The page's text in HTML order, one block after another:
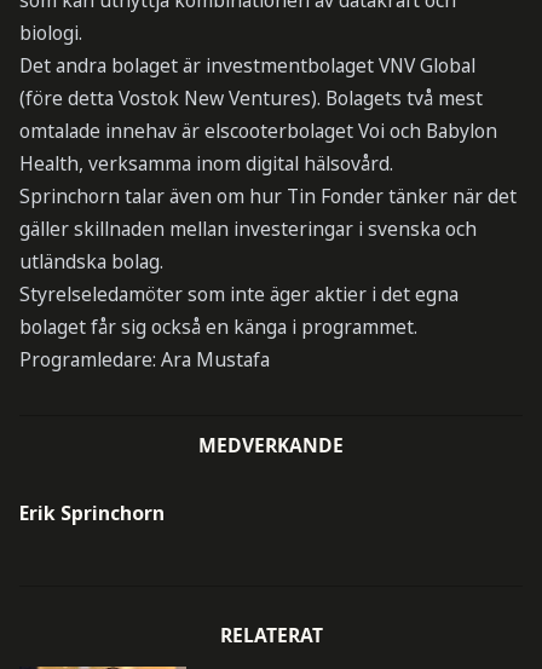
biologi.
Det andra bolaget är investmentbolaget VNV Global
(före detta Vostok New Ventures). Bolagets två mest
omtalade innehav är elscooterbolaget Voi och Babylon
Health, verksamma inom digital hälsovård.
Sprinchorn talar även om hur Tin Fonder tänker när det
gäller skillnaden mellan investeringar i svenska och
utländska bolag.
Styrelseledamöter som inte äger aktier i det egna
bolaget får sig också en känga i programmet.
Programledare: Ara Mustafa
MEDVERKANDE
Erik Sprinchorn
RELATERAT